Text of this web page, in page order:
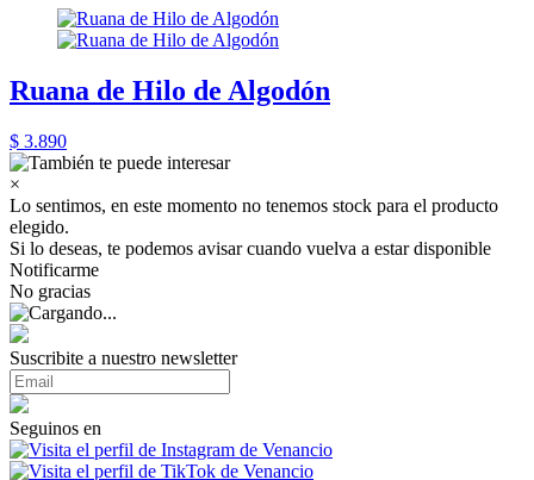
Ruana de Hilo de Algodón
$ 3.890
×
Lo sentimos, en este momento no tenemos stock para el producto
elegido.
Si lo deseas, te podemos avisar cuando vuelva a estar disponible
Notificarme
No gracias
Suscribite a nuestro newsletter
Seguinos en